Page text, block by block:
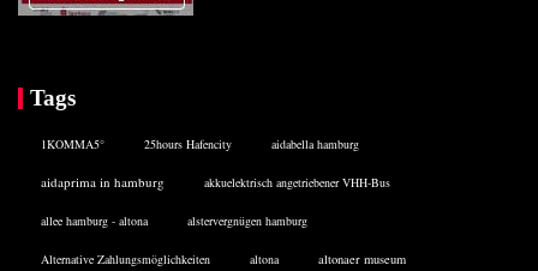
Tags
1KOMMA5° 25hours Hafencity aidabella hamburg
aidaprima in hamburg akkuelektrisch angetriebener VHH-Bus
allee hamburg - altona alstervergnügen hamburg
Alternative Zahlungsmöglichkeiten altona altonaer museum